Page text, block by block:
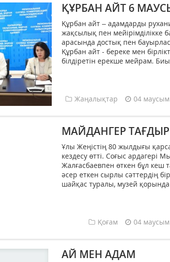
ҚҰРБАН АЙТ 6
Құрбан айт – адамдарды
жақсылық пен мейірімділікке
арасында достық пен
Құрбан айт - береке мен
білдіретін ерекше мейрам.
Жаңалықтар 04
МАЙДАНГЕР
Ұлы Жеңістің 80 жылдығы
кездесу өтті. Соғыс ардагері
Жалғасбаевпен өткен бұл кеш
әсер еткен сырлы сәттердің
шайқас туралы, музей қорында
Қоғам 04
АЙ МЕН АДАМ